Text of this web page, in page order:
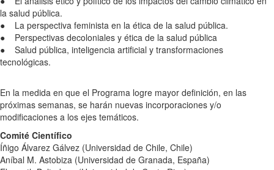
la salud pública.
● La perspectiva feminista en la ética de la salud pública.
● Perspectivas decoloniales y ética de la salud pública
● Salud pública, inteligencia artificial y transformaciones
tecnológicas.
En la medida en que el Programa logre mayor definición, en las
próximas semanas, se harán nuevas incorporaciones y/o
modificaciones a los ejes temáticos.
Comité Científico
Íñigo Álvarez Gálvez (Universidad de Chile, Chile)
Aníbal M. Astobiza (Universidad de Granada, España)